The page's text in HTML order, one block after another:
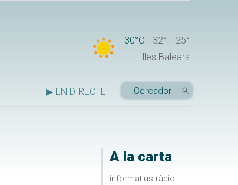
30°C 32°
25°
Illes Balears
▶ EN DIRECTE
A la carta
informatius ràdio